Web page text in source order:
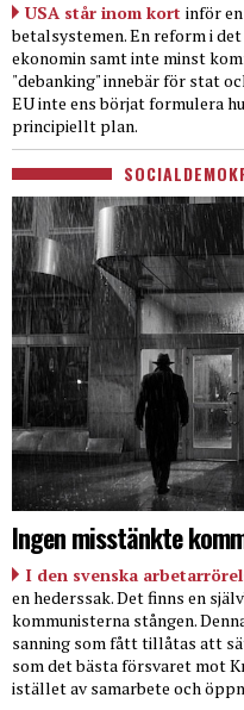
USA står inom kort inför
betalsystemen. En reform i
ekonomin samt inte minst
"debanking" innebär för stat
EU inte ens börjat formulera
principiellt plan.
Ingen misstänkte
I den svenska
en hederssak. Det finns en
kommunisterna stången.
sanning som fått tillåtas att
som det bästa försvaret mot
istället av samarbete och